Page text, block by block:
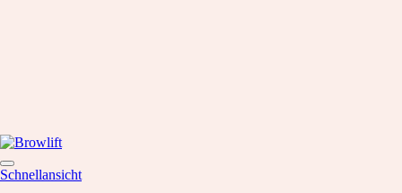
Schnellansicht